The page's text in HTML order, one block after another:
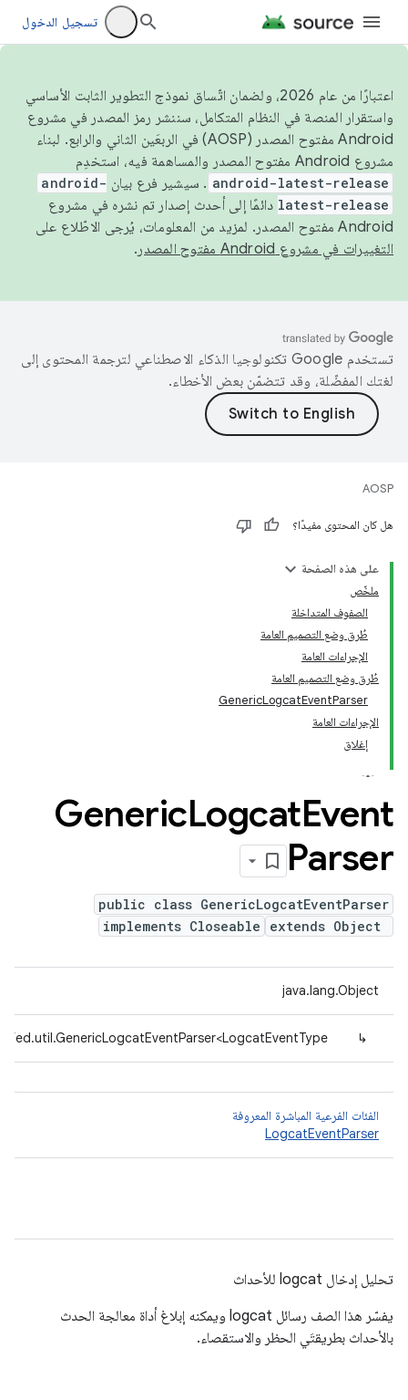
تسجيل الدخول
اعتبارًا من عام 2026، ولضمان اتّساق نموذج التطوير الثابت الأساسي
واستقرار المنصة في النظام المتكامل، سننشر رمز المصدر في مشروع
Android مفتوح المصدر (AOSP) في الربعَين الثاني والرابع. لبناء
مشروع Android مفتوح المصدر والمساهمة فيه، استخدِم
android-latest-release . سيشير فرع بيان android-
latest-release دائمًا إلى أحدث إصدار تم نشره في مشروع
Android مفتوح المصدر. لمزيد من المعلومات، يُرجى الاطّلاع على
التغييرات في مشروع Android مفتوح المصدر
.
تستخدم Google تكنولوجيا الذكاء الاصطناعي لترجمة المحتوى إلى
لغتك المفضّلة، وقد تتضمّن بعض الأخطاء.
AOSP
هل كان المحتوى مفيدًا؟
على هذه الصفحة
ملخّص
الصفوف المتداخلة
طُرق وضع التصميم العامة
الإجراءات العامة
طُرق وضع التصميم العامة
GenericLogcatEventParser
الإجراءات العامة
إغلاق
GenericLogcatEvent
Parser
public class GenericLogcatEventParser
extends Object
implements Closeable
java.lang.Object
↳
الفئات الفرعية المباشرة المعروفة
LogcatEventParser
تحليل إدخال logcat للأحداث
يفسّر هذا الصف رسائل logcat ويمكنه إبلاغ أداة معالجة الحدث
بالأحداث بطريقتَي الحظر والاستقصاء.